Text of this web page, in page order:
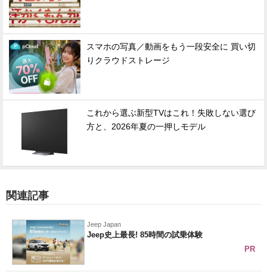
スマホの写真／動画をもう一段安全に 買い切
りクラウドストレージ
これから選ぶ新型TVはこれ！失敗しない選び
方と、2026年夏の一押しモデル
関連記事
Jeep Japan
Jeep史上最長! 85時間の試乗体験
PR